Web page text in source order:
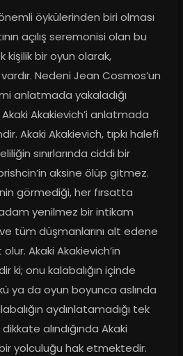
öykülerinden biri olması
açılış seremonisi olan bu
bir oyun olarak,
Nedeni Jean Cosmos’un
anlatmada yakaladığı
Akakievich’i anlatmada
Akaki Akakievich, tıpkı halefi
sınırlarında ciddi bir
aksine ölüp gitmez.
görmediği, her fırsatta
adam yenilmez bir intikam
tüm düşmanlarını alt edene
Akaki Akakievich’in
ki; onu kalabalığın içinde
ya da oyun boyunca aslında
aydınlatamadığı tek
alındığında Akaki
yolculuğu hak etmektedir.